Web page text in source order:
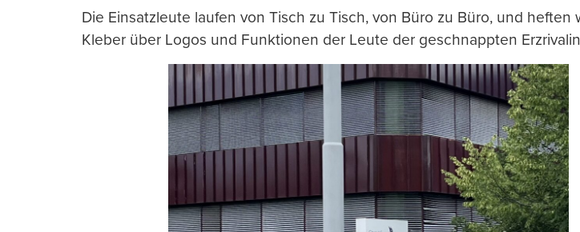
Die Einsatzleute laufen von Tisch zu Tisch, von Büro zu Büro, und heften
Kleber über Logos und Funktionen der Leute der geschnappten